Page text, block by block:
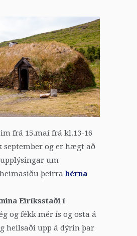
frá 15.maí frá kl.13-16
og er hægt að
um
þeirrahérna
Eiríksstaði í
og fékk mér ís og osta á
heilsaði upp á dýrin þar